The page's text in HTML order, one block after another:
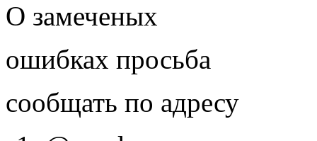
О замеченых
ошибках просьба
сообщать по адресу